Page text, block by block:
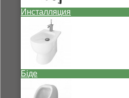
Инсталляция
Біде